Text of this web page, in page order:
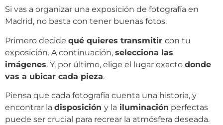
Si vas a organizar una exposición de fotografía en
Madrid, no basta con tener buenas fotos.
Primero decide qué quieres transmitir con tu
exposición. A continuación, selecciona las
imágenes. Y, por último, elige el lugar exacto donde
vas a ubicar cada pieza.
Piensa que cada fotografía cuenta una historia, y
encontrar la disposición y la iluminación perfectas
puede ser crucial para recrear la atmósfera deseada.